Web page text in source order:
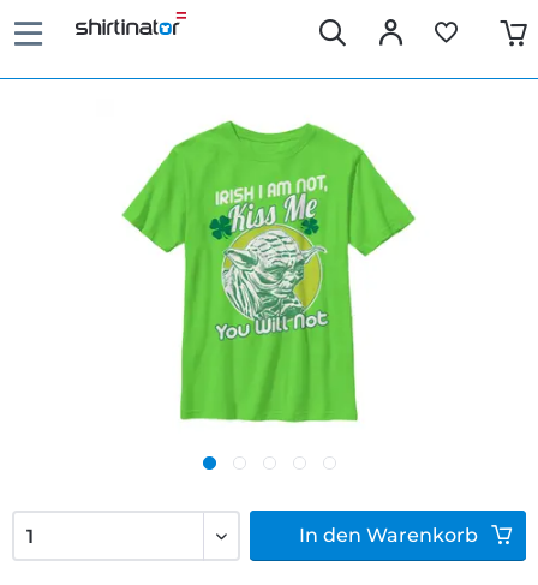
In den Warenkorb